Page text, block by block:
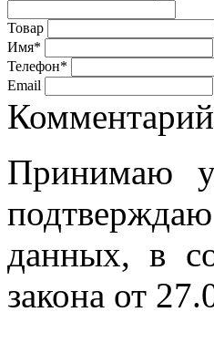
Товар
Имя*
Телефон*
Email
Комментарий
Принимаю
данных, в
закона от